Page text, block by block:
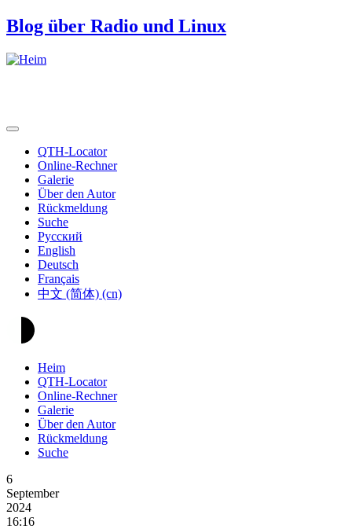
Blog über Radio und Linux
QTH-Locator
Online-Rechner
Galerie
Über den Autor
Rückmeldung
Suche
Русский
English
Deutsch
Français
中文 (简体) (cn)
Heim
QTH-Locator
Online-Rechner
Galerie
Über den Autor
Rückmeldung
Suche
6
September
2024
16:16